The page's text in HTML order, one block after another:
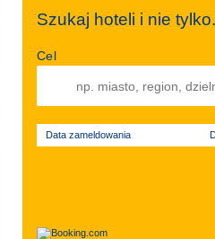
Szukaj hoteli i nie
Cel
Data zameldowania